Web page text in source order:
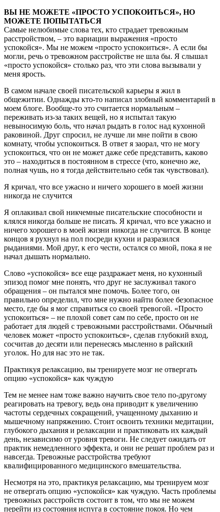
ВЫ НЕ МОЖЕТЕ «ПРОСТО УСПОКОИТЬСЯ», НО
МОЖЕТЕ ПОПЫТАТЬСЯ
Самые нелюбимые слова тех, кто страдает тревожным
расстройством, – это вариации выражения «просто
успокойся». Мы не можем «просто успокоиться». А если бы
могли, речь о тревожном расстройстве не шла бы. Я слышал
«просто успокойся» столько раз, что эти слова вызывали у
меня ярость.
В самом начале своей писательской карьеры я жил в
общежитии. Однажды кто-то написал злобный комментарий в
моем блоге. Вообще-то это считается нормальным –
переживать из-за таких вещей, но я испытал такую
невыносимую боль, что начал рыдать в голос над кухонной
раковиной. Друг спросил, не лучше ли мне пойти в свою
комнату, чтобы успокоиться. В ответ я заорал, что не могу
успокоиться, что он не может даже себе представить, каково
это – находиться в постоянном в стрессе (что, конечно же,
полная чушь, но я тогда действительно себя так чувствовал).
Я кричал, что все ужасно и ничего хорошего в моей жизни
никогда не случится
Я оплакивал свой никчемные писательские способности и
клялся никогда больше не писать. Я кричал, что все ужасно и
ничего хорошего в моей жизни никогда не случится. В конце
концов я рухнул на пол посреди кухни и разразился
рыданиями. Мой друг, к его чести, остался со мной, пока я не
начал дышать нормально.
Слово «успокойся» все еще раздражает меня, но кухонный
эпизод помог мне понять, что друг не заслуживал такого
обращения – он пытался мне помочь. Более того, он
правильно определил, что мне нужно найти более безопасное
место, где бы я мог справиться со своей тревогой. «Просто
успокоиться» – не плохой совет сам по себе, просто он не
работает для людей с тревожными расстройствами. Обычный
человек может «просто успокоиться», сделав глубокий вход,
сосчитав до десяти или перенесясь мысленно в райский
уголок. Но для нас это не так.
Практикуя релаксацию, вы тренируете мозг не отвергать
опцию «успокойся» как чуждую
Тем не менее нам тоже важно научить свое тело по-другому
реагировать на тревогу, ведь она приводит к увеличению
частоты сердечных сокращений, учащенному дыханию и
мышечному напряжению. Стоит освоить техники медитации,
глубокого дыхания и релаксации и практиковать их каждый
день, независимо от уровня тревоги. Не следует ожидать от
практик немедленного эффекта, и они не решат проблем раз и
навсегда. Тревожные расстройства требуют
квалифицированного медицинского вмешательства.
Несмотря на это, практикуя релаксацию, мы тренируем мозг
не отвергать опцию «успокойся» как чуждую. Часть проблемы
тревожных расстройств состоит в том, что мы не можем
перейти из состояния испуга в состояние покоя. Но чем